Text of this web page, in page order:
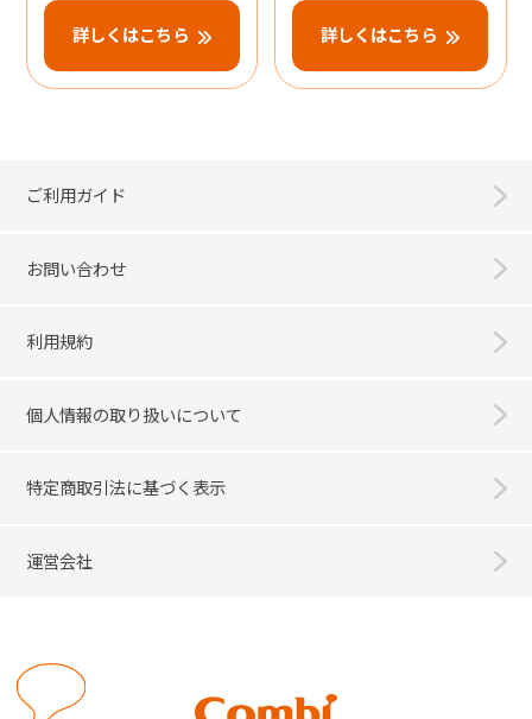
詳しくはこちら 詳しくはこちら
ご利用ガイド
お問い合わせ
利用規約
個人情報の取り扱いについて
特定商取引法に基づく表示
運営会社